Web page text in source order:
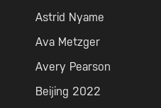
Astrid Nyame
Ava Metzger
Avery Pearson
Beijing 2022